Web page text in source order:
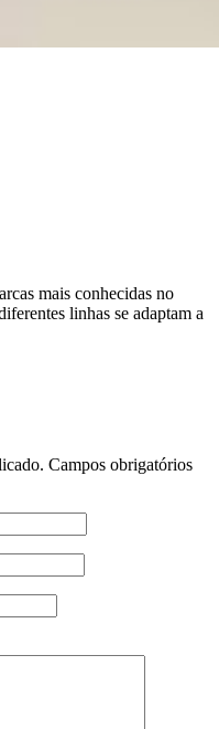
mais conhecidas no
linhas se adaptam a
Campos obrigatórios